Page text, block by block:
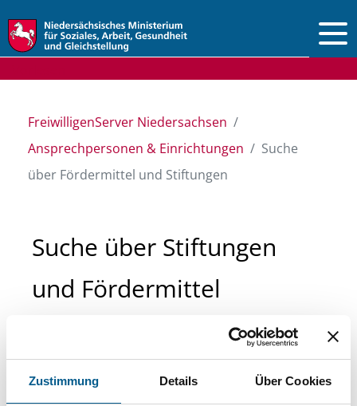
Zustimmung Details Über Cookies
FreiwilligenServer Niedersachsen
Ansprechpersonen & Einrichtungen
Suche
über Fördermittel und Stiftungen
Suche über Stiftungen
und Fördermittel
Sie suchen finanzielle Unterstützung für ein
Projekt oder ein Vorhaben? Hier können Sie
direkt über unsere Fördermitteldatenbank und